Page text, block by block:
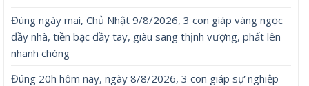
Đúng ngày mai, Chủ Nhật 9/8/2026, 3 con giáp vàng ngọc
đầy nhà, tiền bạc đầy tay, giàu sang thịnh vượng, phất lên
nhanh chóng
Đúng 20h hôm nay, ngày 8/8/2026, 3 con giáp sự nghiệp